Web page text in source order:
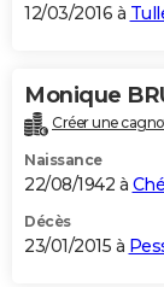
12/03/2016 à
Monique
Créer une
Naissance
22/08/1942 à
Décès
23/01/2015 à